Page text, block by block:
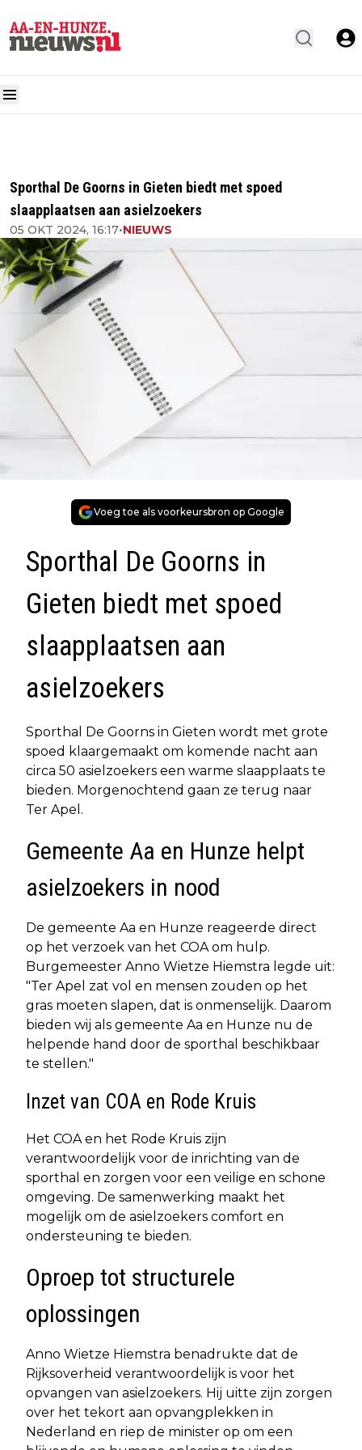
Sporthal De Goorns in Gieten biedt met spoed
slaapplaatsen aan asielzoekers
05 OKT 2024, 16:17•NIEUWS
Voeg toe als voorkeursbron op Google
Sporthal De Goorns in
Gieten biedt met spoed
slaapplaatsen aan
asielzoekers
Sporthal De Goorns in Gieten wordt met grote
spoed klaargemaakt om komende nacht aan
circa 50 asielzoekers een warme slaapplaats te
bieden. Morgenochtend gaan ze terug naar
Ter Apel.
Gemeente Aa en Hunze helpt
asielzoekers in nood
De gemeente Aa en Hunze reageerde direct
op het verzoek van het COA om hulp.
Burgemeester Anno Wietze Hiemstra legde uit:
"Ter Apel zat vol en mensen zouden op het
gras moeten slapen, dat is onmenselijk. Daarom
bieden wij als gemeente Aa en Hunze nu de
helpende hand door de sporthal beschikbaar
te stellen."
Inzet van COA en Rode Kruis
Het COA en het Rode Kruis zijn
verantwoordelijk voor de inrichting van de
sporthal en zorgen voor een veilige en schone
omgeving. De samenwerking maakt het
mogelijk om de asielzoekers comfort en
ondersteuning te bieden.
Oproep tot structurele
oplossingen
Anno Wietze Hiemstra benadrukte dat de
Rijksoverheid verantwoordelijk is voor het
opvangen van asielzoekers. Hij uitte zijn zorgen
over het tekort aan opvangplekken in
Nederland en riep de minister op om een